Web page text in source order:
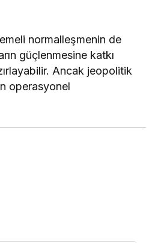
normalleşmenin de
güçlenmesine katkı
Ancak jeopolitik
operasyonel